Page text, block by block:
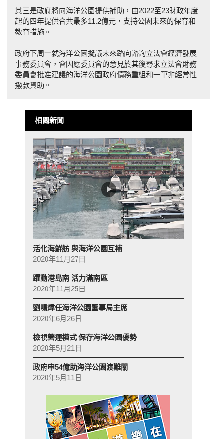
其三是政府將向海洋公園提供補助，由2022至23財政年度
起的四年提供合共最多11.2億元，支持公園未來的保育和
教育措施。
政府下周一就海洋公園擬議未來路向諮詢立法會經濟發展
事務委員會，會因應委員會的意見於其後尋求立法會財務
委員會批准建議的海洋公園政府債務重組和一筆非經常性
撥款資助。
相關新聞
活化海鮮舫 與海洋公園互補
2020年11月27日
躍動港島南 活力滿南區
2020年11月25日
劉鳴煒任海洋公園董事局主席
2020年6月26日
檢視營運模式 保存海洋公園優勢
2020年5月21日
政府申54億助海洋公園渡難關
2020年5月11日